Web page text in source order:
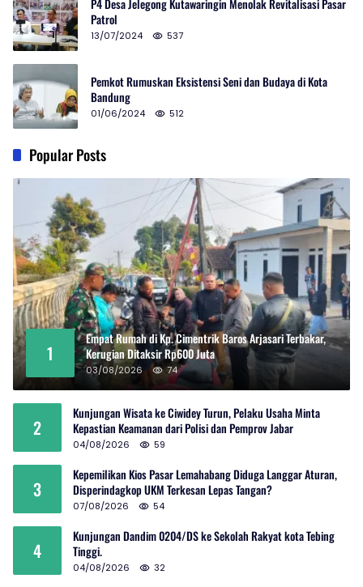
P4 Desa Jelegong Kutawaringin Menolak Revitalisasi Pasar
Patrol
13/07/2024 537
Pemkot Rumuskan Eksistensi Seni dan Budaya di Kota
Bandung
01/06/2024 512
Popular Posts
1
Empat Rumah di Kp. Cimentrik Baros Arjasari Terbakar,
Kerugian Ditaksir Rp600 Juta
03/08/2026 74
2
Kunjungan Wisata ke Ciwidey Turun, Pelaku Usaha Minta
Kepastian Keamanan dari Polisi dan Pemprov Jabar
04/08/2026 59
3
Kepemilikan Kios Pasar Lemahabang Diduga Langgar Aturan,
Disperindagkop UKM Terkesan Lepas Tangan?
07/08/2026 54
4
Kunjungan Dandim 0204/DS ke Sekolah Rakyat kota Tebing
Tinggi.
04/08/2026 32